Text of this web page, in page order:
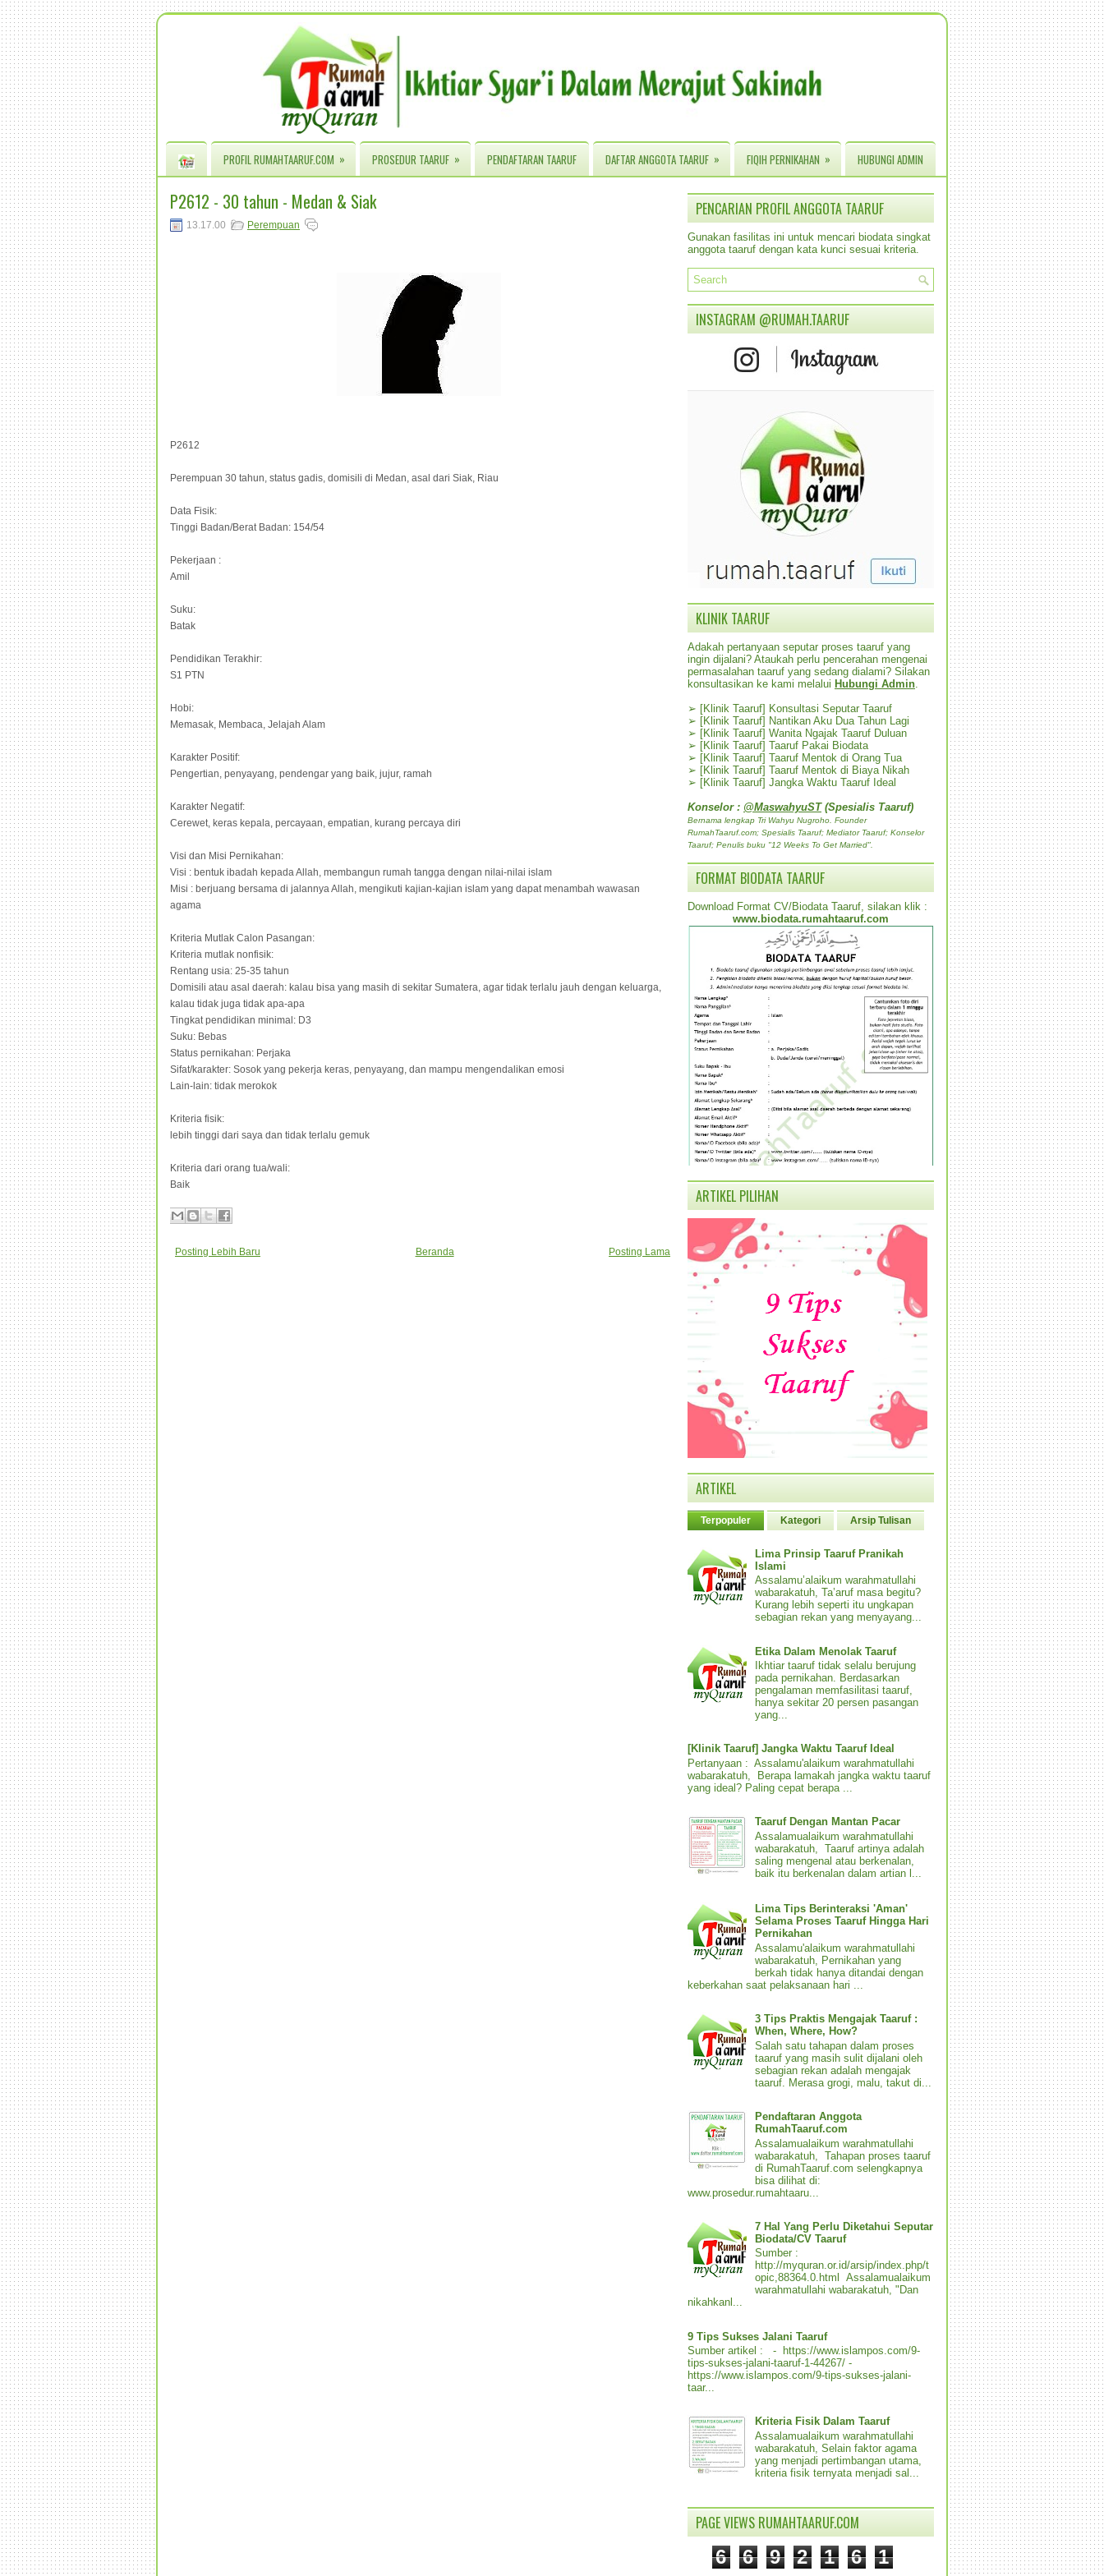
PROFIL RUMAHTAARUF.COM » PROSEDUR TAARUF » PENDAFTARAN TAARUF DAFTAR ANGGOTA TAARUF » FIQIH PERNIKAHAN » HUBUNGI ADMIN
P2612 - 30 tahun - Medan & Siak
13.17.00 Perempuan
P2612
Perempuan 30 tahun, status gadis, domisili di Medan, asal dari Siak, Riau
Data Fisik:
Tinggi Badan/Berat Badan: 154/54
Pekerjaan :
Amil
Suku:
Batak
Pendidikan Terakhir:
S1 PTN
Hobi:
Memasak, Membaca, Jelajah Alam
Karakter Positif:
Pengertian, penyayang, pendengar yang baik, jujur, ramah
Karakter Negatif:
Cerewet, keras kepala, percayaan, empatian, kurang percaya diri
Visi dan Misi Pernikahan:
Visi : bentuk ibadah kepada Allah, membangun rumah tangga dengan nilai-nilai islam
Misi : berjuang bersama di jalannya Allah, mengikuti kajian-kajian islam yang dapat menambah wawasan
agama
Kriteria Mutlak Calon Pasangan:
Kriteria mutlak nonfisik:
Rentang usia: 25-35 tahun
Domisili atau asal daerah: kalau bisa yang masih di sekitar Sumatera, agar tidak terlalu jauh dengan keluarga,
kalau tidak juga tidak apa-apa
Tingkat pendidikan minimal: D3
Suku: Bebas
Status pernikahan: Perjaka
Sifat/karakter: Sosok yang pekerja keras, penyayang, dan mampu mengendalikan emosi
Lain-lain: tidak merokok
Kriteria fisik:
lebih tinggi dari saya dan tidak terlalu gemuk
Kriteria dari orang tua/wali:
Baik
Posting Lebih Baru Posting Lama
Beranda
PENCARIAN PROFIL ANGGOTA TAARUF
Gunakan fasilitas ini untuk mencari biodata singkat
anggota taaruf dengan kata kunci sesuai kriteria.
INSTAGRAM @RUMAH.TAARUF
KLINIK TAARUF
Adakah pertanyaan seputar proses taaruf yang
ingin dijalani? Ataukah perlu pencerahan mengenai
permasalahan taaruf yang sedang dialami? Silakan
konsultasikan ke kami melalui Hubungi Admin
➢ [Klinik Taaruf] Konsultasi Seputar Taaruf
➢ [Klinik Taaruf] Nantikan Aku Dua Tahun Lagi
➢ [Klinik Taaruf] Wanita Ngajak Taaruf Duluan
➢ [Klinik Taaruf] Taaruf Pakai Biodata
➢ [Klinik Taaruf] Taaruf Mentok di Orang Tua
➢ [Klinik Taaruf] Taaruf Mentok di Biaya Nikah
➢ [Klinik Taaruf] Jangka Waktu Taaruf Ideal
Konselor : @MaswahyuST(Spesialis Taaruf)
Bernama lengkap Tri Wahyu Nugroho. Founder
RumahTaaruf.com; Spesialis Taaruf; Mediator Taaruf; Konselor
Taaruf; Penulis buku "12 Weeks To Get Married".
FORMAT BIODATA TAARUF
Download Format CV/Biodata Taaruf, silakan klik :
www.biodata.rumahtaaruf.com
ARTIKEL PILIHAN
ARTIKEL
Terpopuler Kategori Arsip Tulisan
Lima Prinsip Taaruf Pranikah
Islami
Assalamu’alaikum warahmatullahi
wabarakatuh, Ta’aruf masa begitu?
Kurang lebih seperti itu ungkapan
sebagian rekan yang menyayang...
Etika Dalam Menolak Taaruf
Ikhtiar taaruf tidak selalu berujung
pada pernikahan. Berdasarkan
pengalaman memfasilitasi taaruf,
hanya sekitar 20 persen pasangan
yang...
[Klinik Taaruf] Jangka Waktu Taaruf Ideal
Pertanyaan : Assalamu'alaikum warahmatullahi
wabarakatuh, Berapa lamakah jangka waktu taaruf
yang ideal? Paling cepat berapa ...
Taaruf Dengan Mantan Pacar
Assalamualaikum warahmatullahi
wabarakatuh, Taaruf artinya adalah
saling mengenal atau berkenalan,
baik itu berkenalan dalam artian l...
Lima Tips Berinteraksi 'Aman'
Selama Proses Taaruf Hingga Hari
Pernikahan
Assalamu'alaikum warahmatullahi
wabarakatuh, Pernikahan yang
berkah tidak hanya ditandai dengan
keberkahan saat pelaksanaan hari ...
3 Tips Praktis Mengajak Taaruf :
When, Where, How?
Salah satu tahapan dalam proses
taaruf yang masih sulit dijalani oleh
sebagian rekan adalah mengajak
taaruf. Merasa grogi, malu, takut di...
Pendaftaran Anggota
RumahTaaruf.com
Assalamualaikum warahmatullahi
wabarakatuh, Tahapan proses taaruf
di RumahTaaruf.com selengkapnya
bisa dilihat di:
www.prosedur.rumahtaaru...
7 Hal Yang Perlu Diketahui Seputar
Biodata/CV Taaruf
Sumber :
http://myquran.or.id/arsip/index.php/t
opic,88364.0.html Assalamualaikum
warahmatullahi wabarakatuh, "Dan
nikahkanl...
9 Tips Sukses Jalani Taaruf
Sumber artikel : - https://www.islampos.com/9-
tips-sukses-jalani-taaruf-1-44267/ -
https://www.islampos.com/9-tips-sukses-jalani-
taar...
Kriteria Fisik Dalam Taaruf
Assalamualaikum warahmatullahi
wabarakatuh, Selain faktor agama
yang menjadi pertimbangan utama,
kriteria fisik ternyata menjadi sal...
PAGE VIEWS RUMAHTAARUF.COM
6 6 9 2 1 6 1